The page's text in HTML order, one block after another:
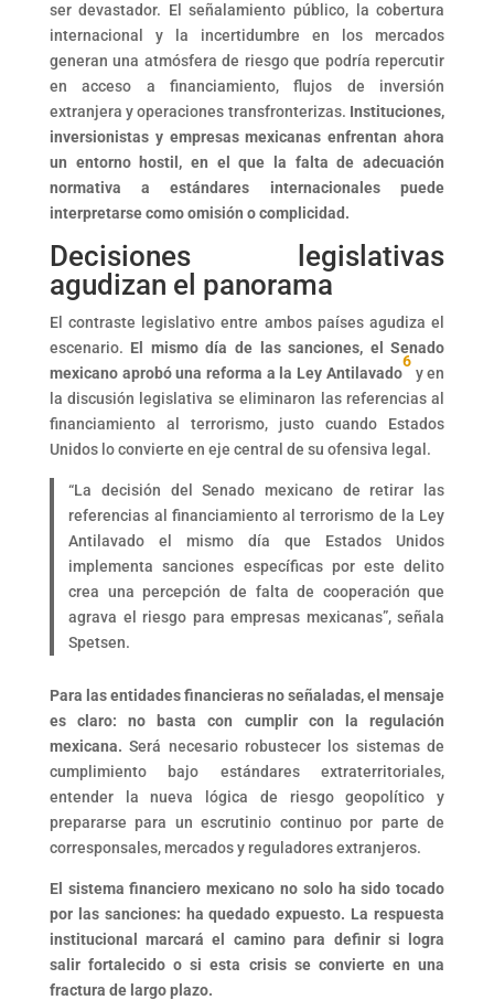
ser devastador. El señalamiento público, la cobertura
internacional y la incertidumbre en los mercados
generan una atmósfera de riesgo que podría repercutir
en acceso a financiamiento, flujos de inversión
extranjera y operaciones transfronterizas. Instituciones,
inversionistas y empresas mexicanas enfrentan ahora
un entorno hostil, en el que la falta de adecuación
normativa a estándares internacionales puede
interpretarse como omisión o complicidad.
Decisiones legislativas
agudizan el panorama
El contraste legislativo entre ambos países agudiza el
escenario. El mismo día de las sanciones, el Senado
mexicano aprobó una reforma a la Ley Antilavado
6
y en
la discusión legislativa se eliminaron las referencias al
financiamiento al terrorismo, justo cuando Estados
Unidos lo convierte en eje central de su ofensiva legal.
“La decisión del Senado mexicano de retirar las
referencias al financiamiento al terrorismo de la Ley
Antilavado el mismo día que Estados Unidos
implementa sanciones específicas por este delito
crea una percepción de falta de cooperación que
agrava el riesgo para empresas mexicanas”, señala
Spetsen.
Para las entidades financieras no señaladas, el mensaje
es claro: no basta con cumplir con la regulación
mexicana.Será necesario robustecer los sistemas de
cumplimiento bajo estándares extraterritoriales,
entender la nueva lógica de riesgo geopolítico y
prepararse para un escrutinio continuo por parte de
corresponsales, mercados y reguladores extranjeros.
El sistema financiero mexicano no solo ha sido tocado
por las sanciones: ha quedado expuesto. La respuesta
institucional marcará el camino para definir si logra
salir fortalecido o si esta crisis se convierte en una
fractura de largo plazo.